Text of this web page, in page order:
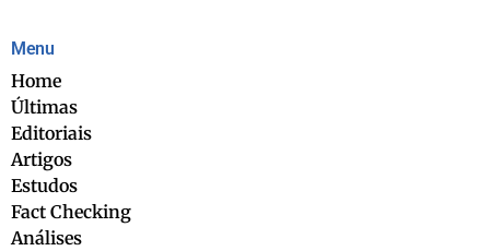
Menu
Home
Últimas
Editoriais
Artigos
Estudos
Fact Checking
Análises